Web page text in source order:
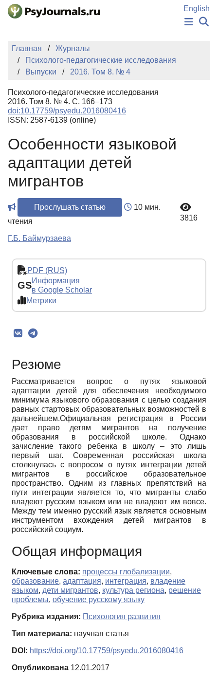
Перейти к основному содержанию
English
НОВОСТИ
АВТОРЫ
КЛЮЧЕВЫЕ СЛОВА
Регистрация
Главная
Журналы
Психолого-педагогические исследования
Выпуски
2016. Том 8. № 4
Психолого-педагогические исследования
2016. Том 8. № 4. С. 166–173
doi:10.17759/psyedu.2016080416
ISSN: 2587-6139 (online)
Особенности языковой
адаптации детей
мигрантов
Прослушать статью
10 мин.
чтения
3816
Г.Б. Баймурзаева
PDF (RUS)
GSИнформация
в Google Scholar
Метрики
Резюме
Рассматривается вопрос о путях языковой
адаптации детей для обеспечения необходимого
минимума языкового образования с целью создания
равных стартовых образовательных возможностей в
дальнейшем.Официальная регистрация в России
дает право детям мигрантов на получение
образования в российской школе. Однако
зачисление такого ребенка в школу – это лишь
первый шаг. Современная российская школа
столкнулась с вопросом о путях интеграции детей
мигрантов в российское образовательное
пространство. Одним из главных препятствий на
пути интеграции является то, что мигранты слабо
владеют русским языком или не владеют им вовсе.
Между тем именно русский язык является основным
инструментом вхождения детей мигрантов в
российский социум.
Общая информация
Ключевые слова: процессы глобализации,
образование, адаптация, интеграция, владение
языком, дети мигрантов, культура региона, решение
проблемы, обучение русскому языку
Рубрика издания: Психология развития
Тип материала: научная статья
DOI: https://doi.org/10.17759/psyedu.2016080416
Опубликована 12.01.2017